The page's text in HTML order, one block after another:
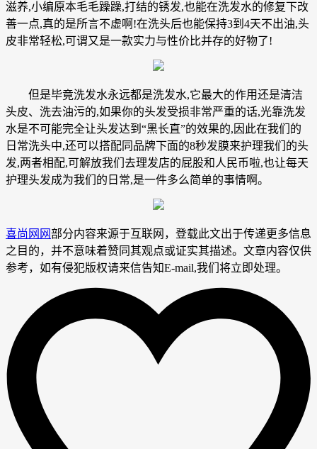
滋养,小编原本毛毛躁躁,打结的锈发,也能在洗发水的修复下改
善一点,真的是所言不虚啊!在洗头后也能保持3到4天不出油,头
皮非常轻松,可谓又是一款实力与性价比并存的好物了!
但是毕竟洗发水永远都是洗发水,它最大的作用还是清洁
头皮、洗去油污的,如果你的头发受损非常严重的话,光靠洗发
水是不可能完全让头发达到“黑长直”的效果的,因此在我们的
日常洗头中,还可以搭配同品牌下面的8秒发膜来护理我们的头
发,两者相配,可解放我们去理发店的屁股和人民币啦,也让每天
护理头发成为我们的日常,是一件多么简单的事情啊。
喜尚网网部分内容来源于互联网，登载此文出于传递更多信息
之目的，并不意味着赞同其观点或证实其描述。文章内容仅供
参考，如有侵犯版权请来信告知E-mail,我们将立即处理。